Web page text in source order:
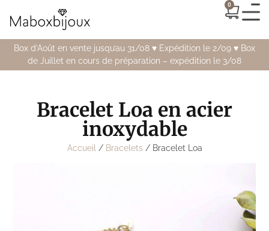
0
Box d’Août en vente jusqu’au 31/08 ♥️ Expédition le 2/09 ♥️ Box
de Juillet en cours de préparation – expédition le 3/08
Bracelet Loa en acier
inoxydable
Accueil / Bracelets / Bracelet Loa